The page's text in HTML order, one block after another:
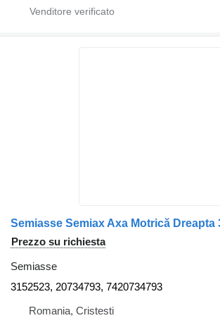
Prezzo su richiesta
Semiasse
3152523, 20734793, 7420734793
Romania, Cristesti